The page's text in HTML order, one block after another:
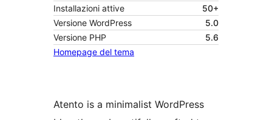
Installazioni attive
50+
Versione WordPress
5.0
Versione PHP
5.6
Homepage del tema
Atento is a minimalist WordPress